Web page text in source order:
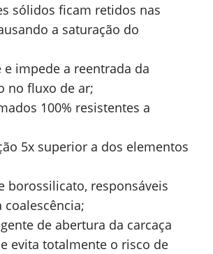
sólidos ficam retidos nas
a saturação do
e impede a reentrada da
no fluxo de ar;
100% resistentes a
5x superior a dos elementos
borossilicato, responsáveis
de abertura da carcaça
evita totalmente o risco de